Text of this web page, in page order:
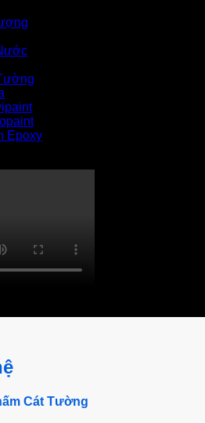
Epoxy
Cát Tường